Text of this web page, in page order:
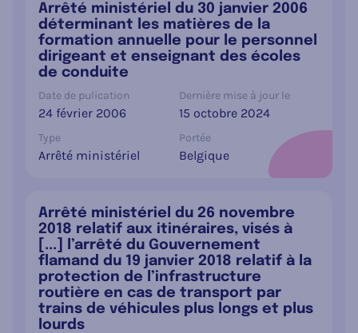
Arrêté ministériel du 30 janvier 2006
déterminant les matières de la
formation annuelle pour le personnel
dirigeant et enseignant des écoles
de conduite
Date de pulication
24 février 2006
Dernière mise à jour le
15 octobre 2024
Type
Arrêté ministériel
Portée
Belgique
Arrêté ministériel du 26 novembre
2018 relatif aux itinéraires, visés à
[...] l’arrêté du Gouvernement
flamand du 19 janvier 2018 relatif à la
protection de l’infrastructure
routière en cas de transport par
trains de véhicules plus longs et plus
lourds